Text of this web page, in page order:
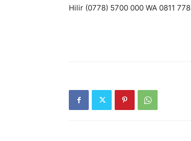
Hilir (0778) 5700 000 WA 0811